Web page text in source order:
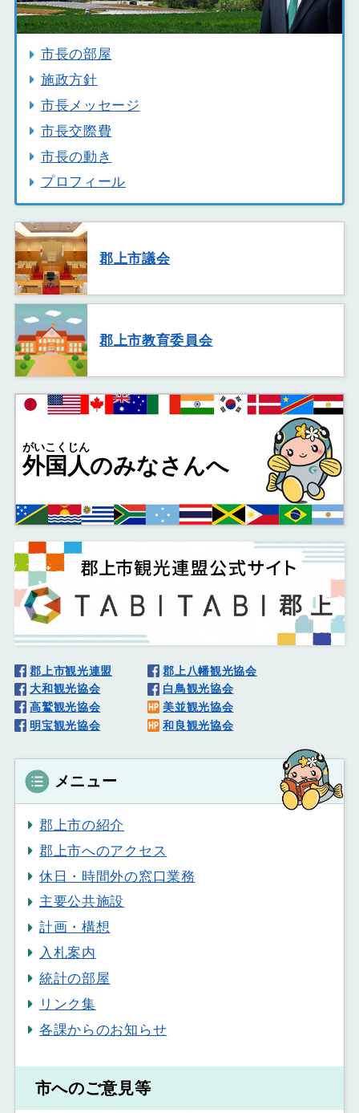
市長の部屋
施政方針
市長メッセージ
市長交際費
市長の動き
プロフィール
郡上市議会
郡上市教育委員会
外国人
がいこくじん
のみなさんへ
郡上市観光連盟
郡上八幡観光協会
大和観光協会
白鳥観光協会
高鷲観光協会
美並観光協会
明宝観光協会
和良観光協会
メニュー
郡上市の紹介
郡上市へのアクセス
休日・時間外の窓口業務
主要公共施設
計画・構想
入札案内
統計の部屋
リンク集
各課からのお知らせ
市へのご意見等